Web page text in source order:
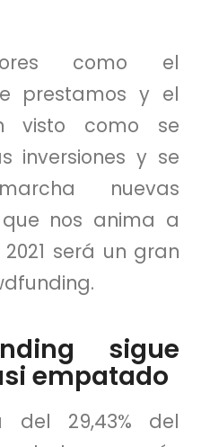
como el
prestamos y el
visto como se
inversiones y se
nuevas
nos anima a
será un gran
sigue
empatado
del 29,43% del